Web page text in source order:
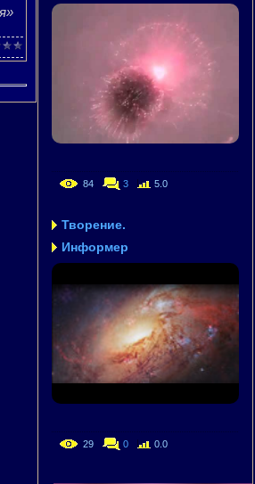
84 3 5.0
Творение.
Информер
29 0 0.0